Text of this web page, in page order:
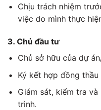
Chịu trách nhiệm
việc do mình thực
3. Chủ đầu tư
Chủ sở hữu của dự
Ký kết hợp đồng
Giám sát, kiểm tra
trình.